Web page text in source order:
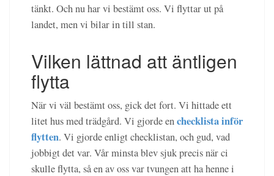
tänkt. Och nu har vi bestämt oss. Vi flyttar ut på
landet, men vi bilar in till stan.
Vilken lättnad att äntligen
flytta
När vi väl bestämt oss, gick det fort. Vi hittade ett
litet hus med trädgård. Vi gjorde enchecklista inför
flytten. Vi gjorde enligt checklistan, och gud, vad
jobbigt det var. Vår minsta blev sjuk precis när ci
skulle flytta, så en av oss var tvungen att ha henne i